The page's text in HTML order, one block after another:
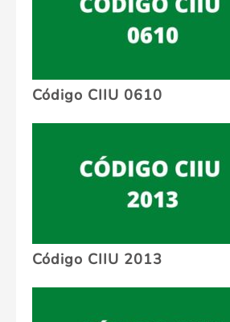
Código CIIU 0610
Código CIIU 2013